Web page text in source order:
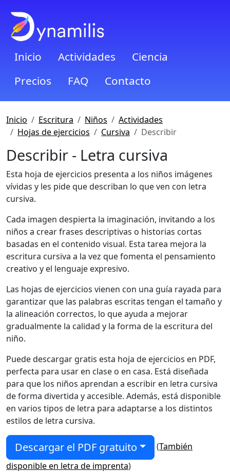
Inicio Actividades
Ciencia
Precios
FAQ Contacto
Inicio Escritura Niños
Actividades
Hojas de ejercicios
Cursiva Describir
Describir - Letra cursiva
Esta hoja de ejercicios presenta a los niños imágenes
vívidas y les pide que describan lo que ven con letra
cursiva.
Cada imagen despierta la imaginación, invitando a los
niños a crear frases descriptivas o historias cortas
basadas en el contenido visual. Esta tarea mejora la
escritura cursiva a la vez que fomenta el pensamiento
creativo y el lenguaje expresivo.
Las hojas de ejercicios vienen con una guía rayada para
garantizar que las palabras escritas tengan el tamaño y
la alineación correctos, lo que ayuda a mejorar
gradualmente la calidad y la forma de la escritura del
niño.
Puede descargar gratis esta hoja de ejercicios en PDF,
perfecta para usar en clase o en casa. Está diseñada
para que los niños aprendan a escribir en letra cursiva
de forma divertida y accesible. Además, está disponible
en varios tipos de letra para adaptarse a los distintos
estilos de letra cursiva.
Descargar el PDF gratuito (También
disponible en letra de imprenta)